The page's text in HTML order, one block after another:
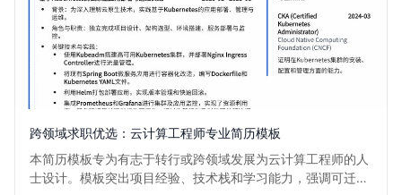
跨领域求职优选：云计算工程师专业简历模板
本简历模板专为有志于转行或跨领域发展为云计算工程师的人
士设计。模板突出项目经验、技术栈和学习能力，强调可迁移